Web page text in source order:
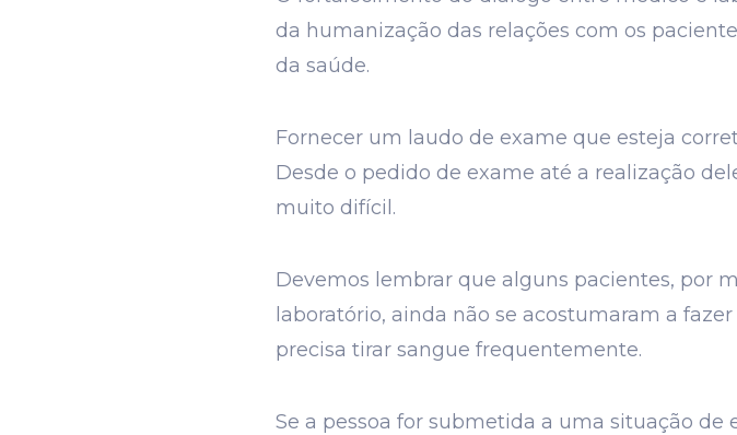
da humanização das relações com os
da saúde.
Fornecer um laudo de exame que esteja
Desde o pedido de exame até a realização
muito difícil.
Devemos lembrar que alguns pacientes, por
laboratório, ainda não se acostumaram a
precisa tirar sangue frequentemente.
Se a pessoa for submetida a uma situação de